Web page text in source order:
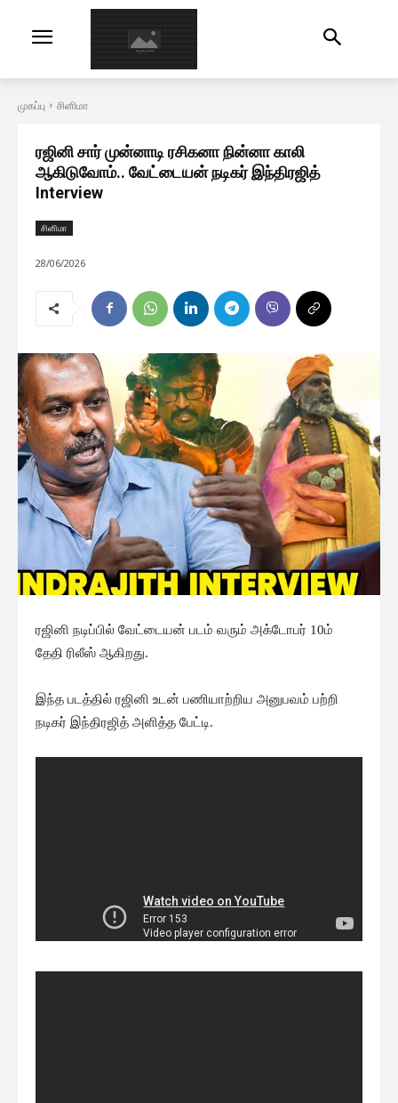
முகப்பு சினிமா
ரஜினி சார் முன்னாடி ரசிகனா நின்னா காலி
ஆகிடுவோம்.. வேட்டையன் நடிகர் இந்திரஜித்
Interview
சினிமா
28/06/2026
ரஜினி நடிப்பில் வேட்டையன் படம் வரும் அக்டோபர் 10ம்
தேதி ரிலீஸ் ஆகிறது.
இந்த படத்தில் ரஜினி உடன் பணியாற்றிய அனுபவம் பற்றி
நடிகர் இந்திரஜித் அளித்த பேட்டி.